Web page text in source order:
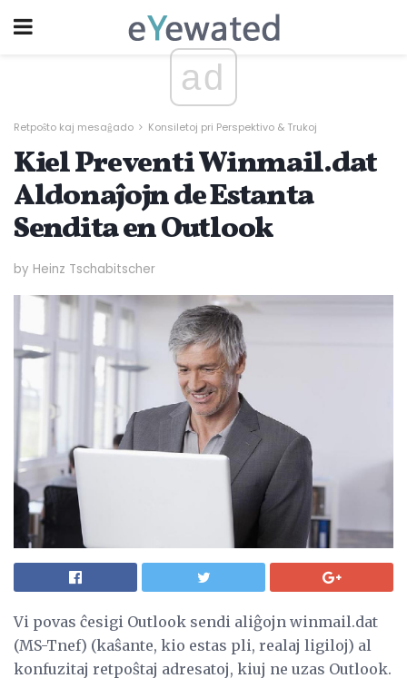
ad
Retpoŝto kaj mesaĝado Konsiletoj pri Perspektivo & Trukoj
Kiel Preventi Winmail.dat
Aldonaĵojn de Estanta
Sendita en Outlook
by Heinz Tschabitscher
Vi povas ĉesigi Outlook sendi aliĝojn winmail.dat
(MS-Tnef) (kaŝante, kio estas pli, realaj ligiloj) al
konfuzitaj retpoŝtaj adresatoj, kiuj ne uzas Outlook.